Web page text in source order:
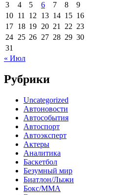
3
4 5 6 7 8
9
10 11 12 13 14 15 16
17 18 19 20 21 22 23
24 25 26 27 28 29 30
31
« Июл
Рубрики
Uncategorized
Автоновости
Автособытия
Автоспорт
Автоэксперт
Актеры
Аналитика
Баскетбол
Безумный мир
Биатлон/Лыжи
Бокс/MMA